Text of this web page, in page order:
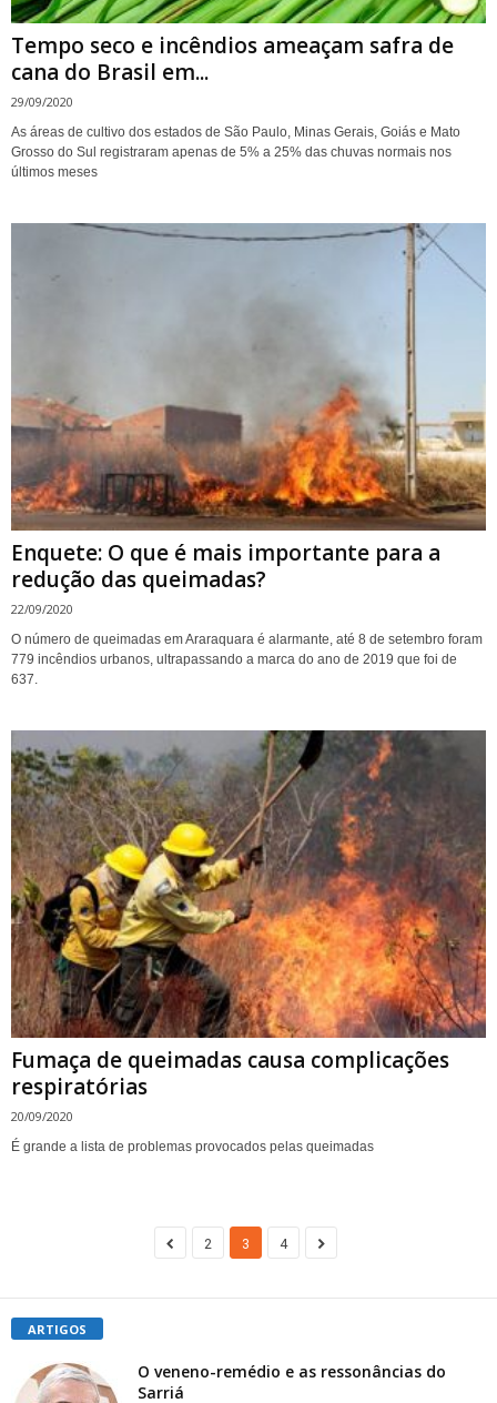
Tempo seco e incêndios ameaçam safra de
cana do Brasil em...
29/09/2020
As áreas de cultivo dos estados de São Paulo, Minas Gerais, Goiás e Mato
Grosso do Sul registraram apenas de 5% a 25% das chuvas normais nos
últimos meses
Enquete: O que é mais importante para a
redução das queimadas?
22/09/2020
O número de queimadas em Araraquara é alarmante, até 8 de setembro foram
779 incêndios urbanos, ultrapassando a marca do ano de 2019 que foi de
637.
Fumaça de queimadas causa complicações
respiratórias
20/09/2020
É grande a lista de problemas provocados pelas queimadas
2 3 4
ARTIGOS
O veneno-remédio e as ressonâncias do
Sarriá